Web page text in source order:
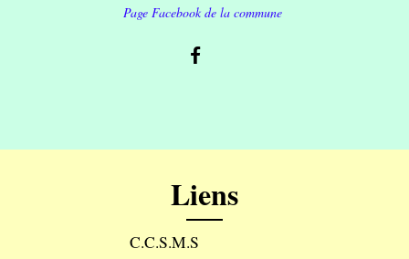
Page Facebook de la commune
Liens
C.C.S.M.S